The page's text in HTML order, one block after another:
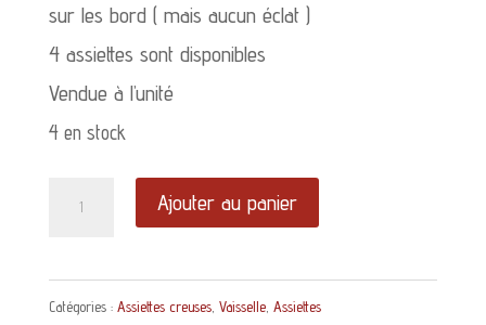
sur les bord ( mais aucun éclat )
4 assiettes sont disponibles
Vendue à l’unité
4 en stock
quantité
Assiette
creuse
Ajouter au panier
Catégories : Assiettes creuses, Vaisselle, Assiettes